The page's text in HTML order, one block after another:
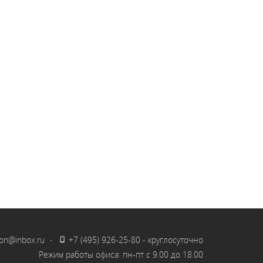
· +7 (495) 926-25-80- круглосуточно
Режим работы офиса: пн-пт с 9.00 до 18.00